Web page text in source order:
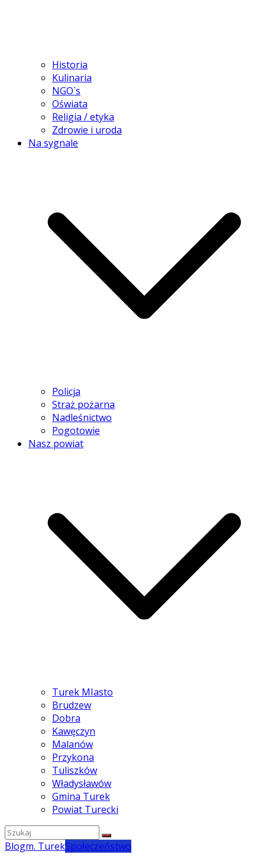
Historia
Kulinaria
NGO`s
Oświata
Religia / etyka
Zdrowie i uroda
Na sygnale
Policja
Straż pożarna
Nadleśnictwo
Pogotowie
Nasz powiat
Turek MIasto
Brudzew
Dobra
Kawęczyn
Malanów
Przykona
Tuliszków
Władysławów
Gmina Turek
Powiat Turecki
Blogm. TurekSpołeczeństwo